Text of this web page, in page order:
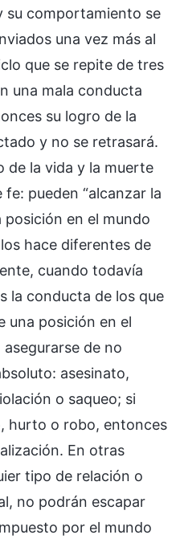
su comportamiento se
una vez más al
que se repite de tres
una mala conducta
su logro de la
y no se retrasará.
de la vida y la muerte
pueden “alcanzar la
posición en el mundo
hace diferentes de
cuando todavía
la conducta de los que
una posición en el
de no
asesinato,
o saqueo; si
hurto o robo, entonces
En otras
tipo de relación o
no podrán escapar
por el mundo